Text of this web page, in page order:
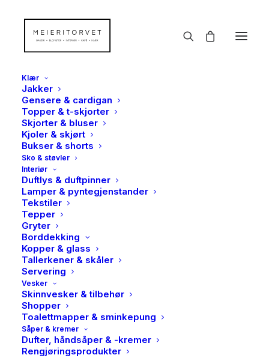
Klær
Jakker
Gensere & cardigan
Topper & t-skjorter
Skjorter & bluser
Kjoler & skjørt
Bukser & shorts
Sko & støvler
Interiør
Duftlys & duftpinner
Lamper & pyntegjenstander
Tekstiler
Tepper
Gryter
Borddekking
Kopper & glass
Tallerkener & skåler
Servering
Vesker
Skinnvesker & tilbehør
Shopper
Toalettmapper & sminkepung
Såper & kremer
Dufter, håndsåper & -kremer
Rengjøringsprodukter